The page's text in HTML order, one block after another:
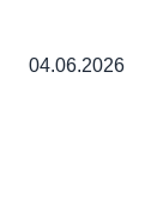
04.06.2026